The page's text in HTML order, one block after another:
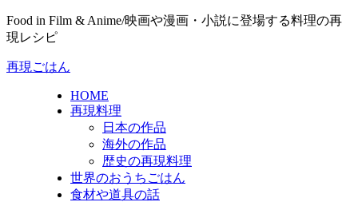
Food in Film & Anime/映画や漫画・小説に登場する料理の再
現レシピ
再現ごはん
HOME
再現料理
日本の作品
海外の作品
歴史の再現料理
世界のおうちごはん
食材や道具の話